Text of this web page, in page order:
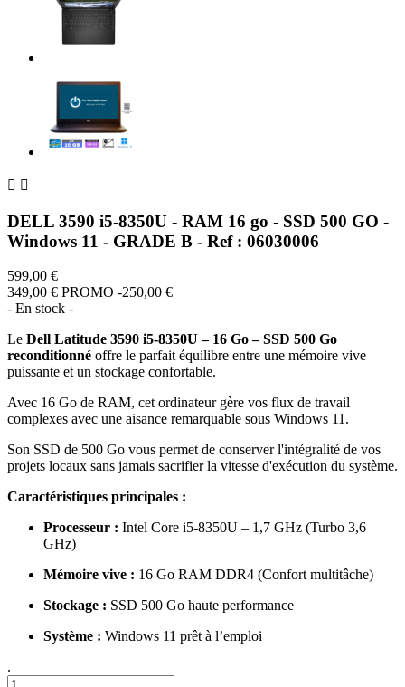
 
DELL 3590 i5-8350U - RAM 16 go - SSD 500 GO -
Windows 11 - GRADE B - Ref : 06030006
599,00 €
349,00 € PROMO -250,00 €
- En stock -
Le Dell Latitude 3590 i5-8350U – 16 Go – SSD 500 Go
reconditionné offre le parfait équilibre entre une mémoire vive
puissante et un stockage confortable.
Avec 16 Go de RAM, cet ordinateur gère vos flux de travail
complexes avec une aisance remarquable sous Windows 11.
Son SSD de 500 Go vous permet de conserver l'intégralité de vos
projets locaux sans jamais sacrifier la vitesse d'exécution du système.
Caractéristiques principales :
Processeur : Intel Core i5-8350U – 1,7 GHz (Turbo 3,6
GHz)
Mémoire vive : 16 Go RAM DDR4 (Confort multitâche)
Stockage : SSD 500 Go haute performance
Système : Windows 11 prêt à l’emploi
.